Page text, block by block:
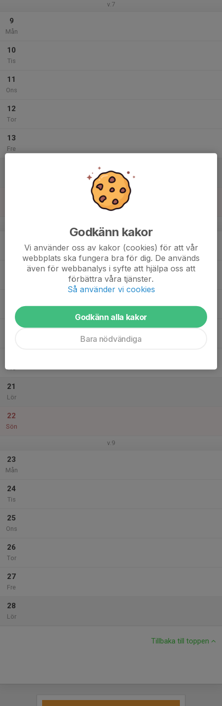
v.7
9
Mån
10
Tis
11
Ons
12
Tor
13
Fre
Ons
Fre
21
Lör
22
Sön
v.9
23
Mån
24
Tis
25
Ons
26
Tor
27
Fre
28
Lör
Tillbaka till toppen
Godkänn kakor
Vi använder oss av kakor (cookies) för att vår
webbplats ska fungera bra för dig. De används
även för webbanalys i syfte att hjälpa oss att
förbättra våra tjänster.
Så använder vi cookies
Godkänn alla kakor
Bara nödvändiga